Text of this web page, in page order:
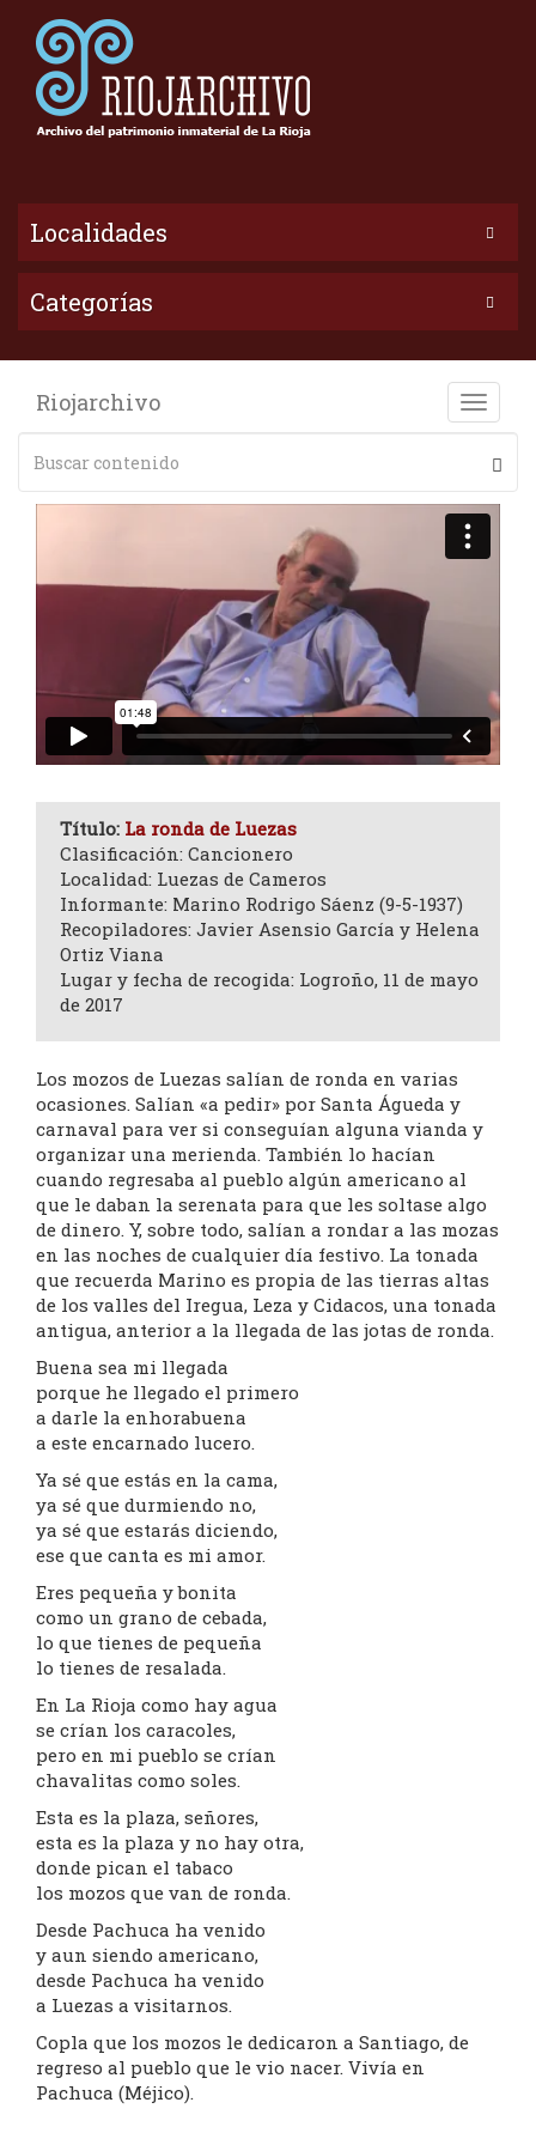
Localidades
Categorías
Toggle
Riojarchivo
Título: La ronda de Luezas
Clasificación: Cancionero
Localidad: Luezas de Cameros
Informante: Marino Rodrigo Sáenz (9-5-1937)
Recopiladores: Javier Asensio García y Helena
Ortiz Viana
Lugar y fecha de recogida: Logroño, 11 de mayo
de 2017
Los mozos de Luezas salían de ronda en varias
ocasiones. Salían «a pedir» por Santa Águeda y
carnaval para ver si conseguían alguna vianda y
organizar una merienda. También lo hacían
cuando regresaba al pueblo algún americano al
que le daban la serenata para que les soltase algo
de dinero. Y, sobre todo, salían a rondar a las mozas
en las noches de cualquier día festivo. La tonada
que recuerda Marino es propia de las tierras altas
de los valles del Iregua, Leza y Cidacos, una tonada
antigua, anterior a la llegada de las jotas de ronda.
Buena sea mi llegada
porque he llegado el primero
a darle la enhorabuena
a este encarnado lucero.
Ya sé que estás en la cama,
ya sé que durmiendo no,
ya sé que estarás diciendo,
ese que canta es mi amor.
Eres pequeña y bonita
como un grano de cebada,
lo que tienes de pequeña
lo tienes de resalada.
En La Rioja como hay agua
se crían los caracoles,
pero en mi pueblo se crían
chavalitas como soles.
Esta es la plaza, señores,
esta es la plaza y no hay otra,
donde pican el tabaco
los mozos que van de ronda.
Desde Pachuca ha venido
y aun siendo americano,
desde Pachuca ha venido
a Luezas a visitarnos.
Copla que los mozos le dedicaron a Santiago, de
regreso al pueblo que le vio nacer. Vivía en
Pachuca (Méjico).